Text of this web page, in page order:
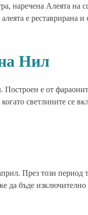
наречена Алеята на
е реставрирана и
Нил
е от
светлините се
През този период
да бъде